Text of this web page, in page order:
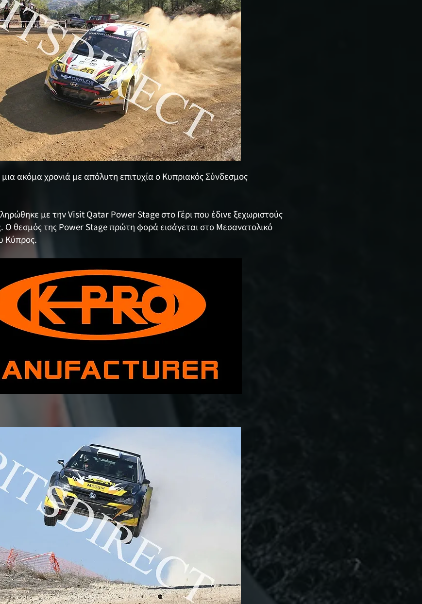
ακόμα χρονιά με απόλυτη επιτυχία ο Κυπριακός Σύνδεσμος
με την Visit Qatar Power Stage στο Γέρι που έδινε ξεχωριστούς
Ο θεσμός της Power Stage πρώτη φορά εισάγεται στο Μεσανατολικό
Κύπρος.